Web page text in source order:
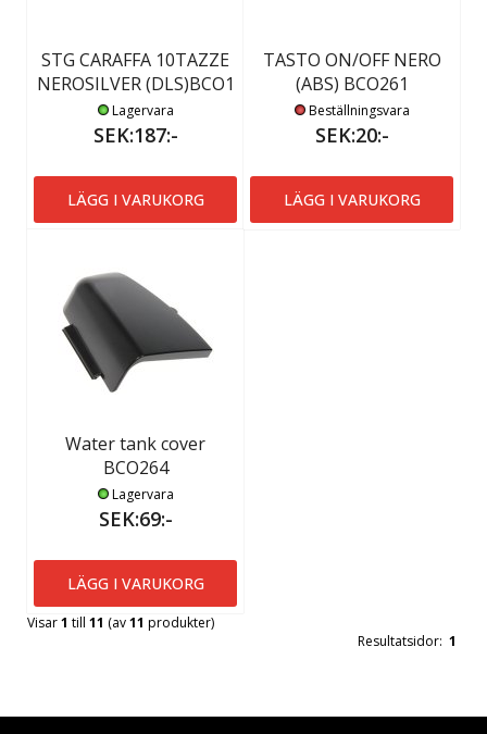
STG CARAFFA 10TAZZE
NEROSILVER (DLS)BCO1
Lagervara
SEK:187:-
LÄGG I VARUKORG
TASTO ON/OFF NERO
(ABS) BCO261
Beställningsvara
SEK:20:-
LÄGG I VARUKORG
Water tank cover
BCO264
Lagervara
SEK:69:-
LÄGG I VARUKORG
Visar1 till 11 (av11 produkter)
Resultatsidor: 1